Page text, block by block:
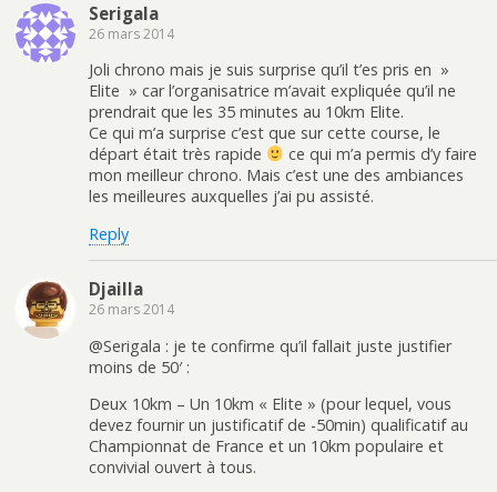
Serigala
26 mars 2014
Joli chrono mais je suis surprise qu’il t’es pris en »
Elite » car l’organisatrice m’avait expliquée qu’il ne
prendrait que les 35 minutes au 10km Elite.
Ce qui m’a surprise c’est que sur cette course, le
départ était très rapide
ce qui m’a permis d’y faire
mon meilleur chrono. Mais c’est une des ambiances
les meilleures auxquelles j’ai pu assisté.
Reply
Djailla
26 mars 2014
@Serigala : je te confirme qu’il fallait juste justifier
moins de 50′ :
Deux 10km – Un 10km « Elite » (pour lequel, vous
devez fournir un justificatif de -50min) qualificatif au
Championnat de France et un 10km populaire et
convivial ouvert à tous.